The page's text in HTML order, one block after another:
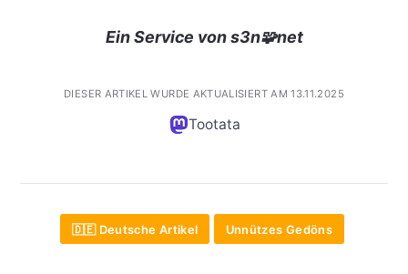
Ein Service von s3n🧩net
DIESER ARTIKEL WURDE AKTUALISIERT AM 13.11.2025
Tootata
🇩🇪 Deutsche Artikel Unnützes Gedöns